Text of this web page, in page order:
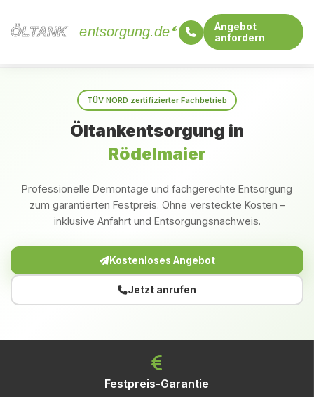
ÖLTANK
ÖLTANK entsorgung.de
Angebot
anfordern
TÜV NORD zertifizierter Fachbetrieb
Öltankentsorgung in
Rödelmaier
Professionelle Demontage und fachgerechte Entsorgung
zum garantierten Festpreis. Ohne versteckte Kosten –
inklusive Anfahrt und Entsorgungsnachweis.
Kostenloses Angebot
Jetzt anrufen
Festpreis-Garantie